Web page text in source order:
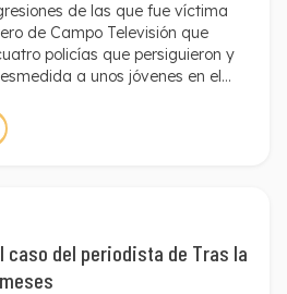
de las que fue víctima
de Campo Televisión que
policías que persiguieron y
a unos jóvenes en el
contra Peralta cuando se
los estaba grabando. Los
caso del periodista de Tras la